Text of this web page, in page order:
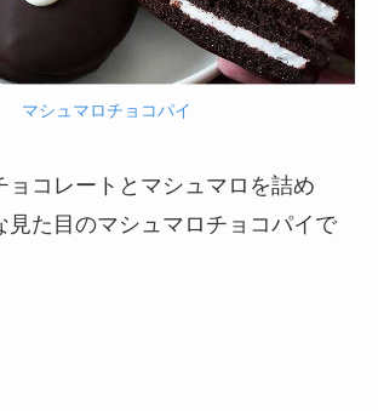
マシュマロチョコパイ
ョコレートとマシュマロを詰め
見た目のマシュマロチョコパイで